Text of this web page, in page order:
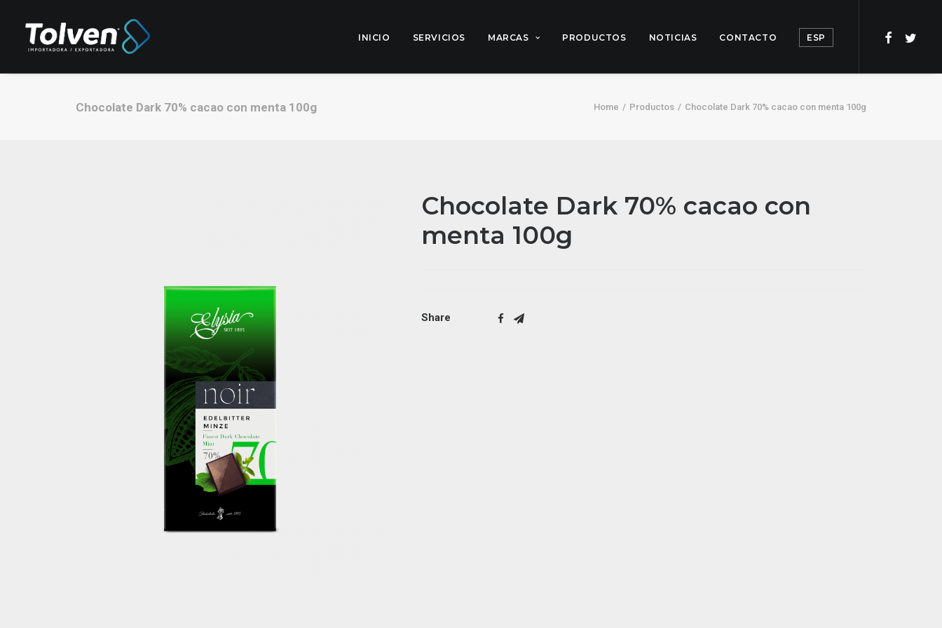
INICIO SERVICIOS MARCAS PRODUCTOS NOTICIAS CONTACTO ESP
Chocolate Dark 70% cacao con menta 100g Home Productos Chocolate Dark 70% cacao con menta 100g
Chocolate Dark 70% cacao con
menta 100g
Share